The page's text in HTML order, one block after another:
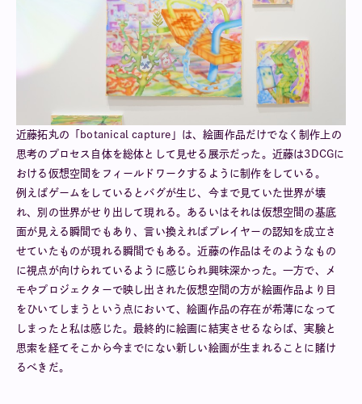
近藤拓丸の「botanical capture」は、絵画作品だけでなく制作上の
思考のプロセス自体を総体として見せる展示だった。近藤は3DCGに
おける仮想空間をフィールドワークするように制作をしている。
例えばゲームをしているとバグが生じ、今まで見ていた世界が壊
れ、別の世界がせり出して現れる。あるいはそれは仮想空間の基底
面が見える瞬間でもあり、言い換えればプレイヤーの認知を成立さ
せていたものが現れる瞬間でもある。近藤の作品はそのようなもの
に視点が向けられているように感じられ興味深かった。一方で、メ
モやプロジェクターで映し出された仮想空間の方が絵画作品より目
をひいてしまうという点において、絵画作品の存在が希薄になって
しまったと私は感じた。最終的に絵画に結実させるならば、実験と
思索を経てそこから今までにない新しい絵画が生まれることに賭け
るべきだ。